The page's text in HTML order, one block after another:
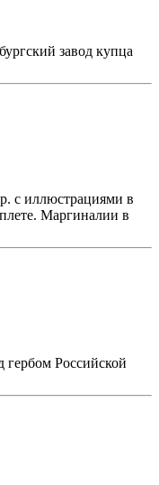
завод купца
с иллюстрациями в
Маргиналии в
Российской